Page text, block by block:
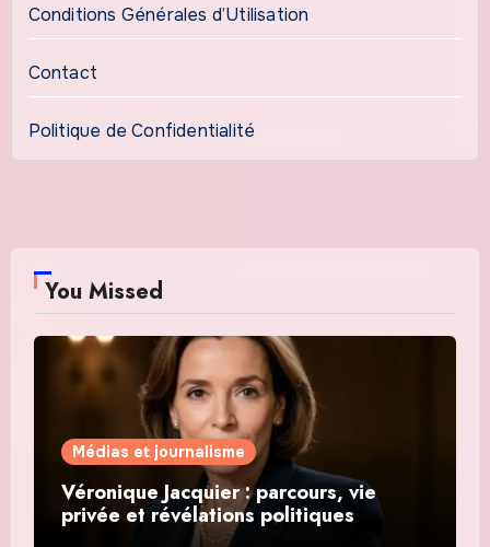
Conditions Générales d’Utilisation
Contact
Politique de Confidentialité
You Missed
Médias et journalisme
Véronique Jacquier : parcours, vie
privée et révélations politiques